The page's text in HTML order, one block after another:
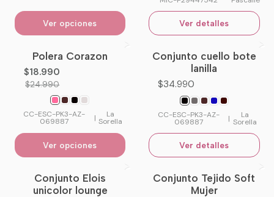
Ver opciones Ver detalles
-24%OFF
Polera Corazon
$18.990
$24.990
CC-ESC-PK3-AZ-
069887 | La
Sorella
Ver opciones
No disponible
Conjunto cuello bote
lanilla
$34.990
CC-ESC-PK3-AZ-
069887 | La
Sorella
Ver detalles
Conjunto Elois
unicolor lounge
-13%OFF
Conjunto Tejido Soft
Mujer